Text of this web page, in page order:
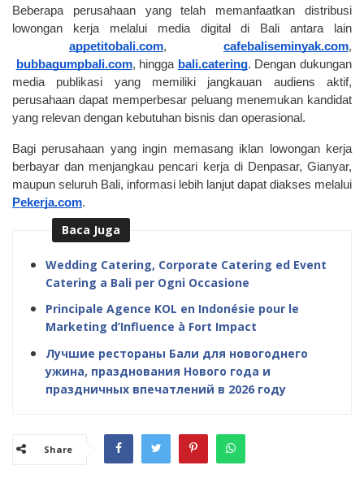
Beberapa perusahaan yang telah memanfaatkan distribusi
lowongan kerja melalui media digital di Bali antara lain
appetitobali.com, cafebaliseminyak.com,
bubbagumpbali.com, hingga bali.catering. Dengan dukungan
media publikasi yang memiliki jangkauan audiens aktif,
perusahaan dapat memperbesar peluang menemukan kandidat
yang relevan dengan kebutuhan bisnis dan operasional.
Bagi perusahaan yang ingin memasang iklan lowongan kerja
berbayar dan menjangkau pencari kerja di Denpasar, Gianyar,
maupun seluruh Bali, informasi lebih lanjut dapat diakses melalui
Pekerja.com.
Baca Juga
Wedding Catering, Corporate Catering ed Event
Catering a Bali per Ogni Occasione
Principale Agence KOL en Indonésie pour le
Marketing d’Influence à Fort Impact
Лучшие рестораны Бали для новогоднего
ужина, празднования Нового года и
праздничных впечатлений в 2026 году
Share